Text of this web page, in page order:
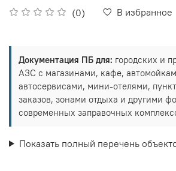
(0) В избранное
Документация ПБ для: городских и
АЗС с магазинами, кафе,
автосервисами, мини-отелями,
заказов, зонами отдыха и другими
современных заправочных
Показать полный перечень